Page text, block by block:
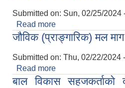
Submitted on: Sun, 02/25/2024
Read more
जौविक (प्राङ्गारिक) मल
Submitted on: Thu, 02/22/2024
Read more
बाल विकास सहजकर्ताको